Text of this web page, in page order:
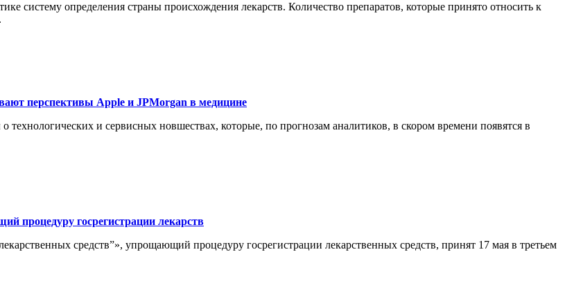
систему определения страны происхождения лекарств. Количество препаратов, которые принято относить к
перспективы Apple и JPMorgan в медицине
и сервисных новшествах, которые, по прогнозам аналитиков, в скором времени появятся в
процедуру госрегистрации лекарств
средств”», упрощающий процедуру госрегистрации лекарственных средств, принят 17 мая в третьем